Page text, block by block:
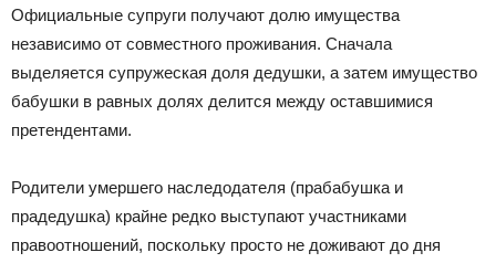
Официальные супруги получают долю имущества
независимо от совместного проживания. Сначала
выделяется супружеская доля дедушки, а затем имущество
бабушки в равных долях делится между оставшимися
претендентами.
Родители умершего наследодателя (прабабушка и
прадедушка) крайне редко выступают участниками
правоотношений, поскольку просто не доживают до дня